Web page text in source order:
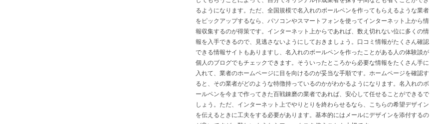
るようになります。ただ、全国規模で名入れのボールペンを作ってもらえるような業者
をピックアップするなら、パソコンやスマートフォンを使ってインターネット上から情
報収集するのが得策です。インターネット上からであれば、数え切れない位に多くの情
報を入手できるので、見逃さないようにしておきましょう。口コミ情報がたくさん確認
できる情報サイトもありますし、名入れのボールペンを作ったことがある人の体験談が
個人のブログでもチェックできます。そういったところから必要な情報をたくさん手に
入れて、業者のホームページに目を向けるのが妥当な手順です。ホームページを確認す
ると、その業者がどのような特徴持っているのかがわかるようになります。名入れのボ
ールペンを今まで作ってきた百戦錬磨の業者であれば、安心して任せることができるで
しょう。ただ、インターネット上でやりとりを終わらせるなら、こちらの希望デザイン
を伝えるときに工夫をする必要があります。基本的にはメールにデザインを添付するの